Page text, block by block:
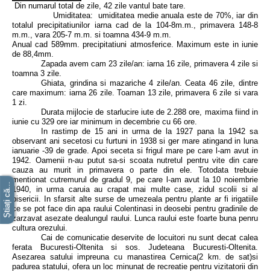
Din numarul total de zile, 42 zile vantul bate tare.
Umiditatea: umiditatea medie anuala este de 70%, iar din
totalul precipitatiunilor iarna cad de la 104-8m.m., primavera 148-8
m.m., vara 205-7 m.m. si toamna 434-9 m.m.
Anual cad 589mm. precipitatiuni atmosferice. Maximum este in iunie
de 88,4mm.
Zapada avem cam 23 zile/an: iarna 16 zile, primavera 4 zile si
toamna 3 zile.
Ghiata, grindina si mazariche 4 zile/an. Ceata 46 zile, dintre
care maximum: iarna 26 zile. Toaman 13 zile, primavera 6 zile si vara
1 zi.
Durata mijlocie de starlucire iute de 2.288 ore, maxima fiind in
iunie cu 329 ore iar minimum in decembrie cu 66 ore.
In rastimp de 15 ani in urma de la 1927 pana la 1942 sa
observant ani secetosi cu furtuni in 1938 si ger mare atingand in luna
ianuarie -39 de grade. Apoi seceta si frigul mare pe care l-am avut in
1942. Oamenii n-au putut sa-si scoata nutretul pentru vite din care
cauza au murit in primavera o parte din ele. Totodata trebuie
mentionat cutremurul de gradul 9, pe care l-am avut la 10 noiembrie
1940, in urma caruia au crapat mai multe case, zidul scolii si al
bisericii. In sfarsit alte surse de umezeala pentru plante ar fi irigatiile
ce se pot face din apa raului Colentinasi in deosebi pentru gradinile de
zarzavat asezate dealungul raului. Lunca raului este foarte buna penru
cultura orezului.
Cai de comunicatie deservite de locuitori nu sunt decat calea
ferata Bucuresti-Oltenita si sos. Judeteana Bucuresti-Oltenita.
Asezarea satului impreuna cu manastirea Cernica(2 km. de sat)si
padurea statului, ofera un loc minunat de recreatie pentru vizitatorii din
Știați că...